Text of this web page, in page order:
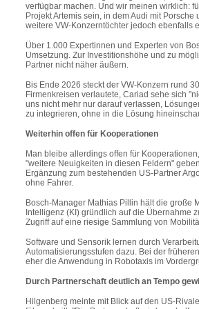
verfügbar machen. Und wir meinen wirklich:
Projekt Artemis sein, in dem Audi mit
weitere VW-Konzerntöchter jedoch ebenfalls
Über 1.000 Expertinnen und Experten von
Umsetzung. Zur Investitionshöhe und zu
Partner nicht näher äußern.
Bis Ende 2026 steckt der VW-Konzern rund
Firmenkreisen verlautete, Cariad sehe sich
uns nicht mehr nur darauf verlassen,
zu integrieren, ohne in die Lösung
Weiterhin offen für Kooperationen
Man bleibe allerdings offen für
"weitere Neuigkeiten in diesen Feldern"
Ergänzung zum bestehenden US-Partner
ohne Fahrer.
Bosch-Manager Mathias Pillin hält die große
Intelligenz (KI) gründlich auf die Übernahme
Zugriff auf eine riesige Sammlung von
Software und Sensorik lernen durch
Automatisierungsstufen dazu. Bei der
eher die Anwendung in Robotaxis im
Durch Partnerschaft deutlich an Tempo
Hilgenberg meinte mit Blick auf den US-